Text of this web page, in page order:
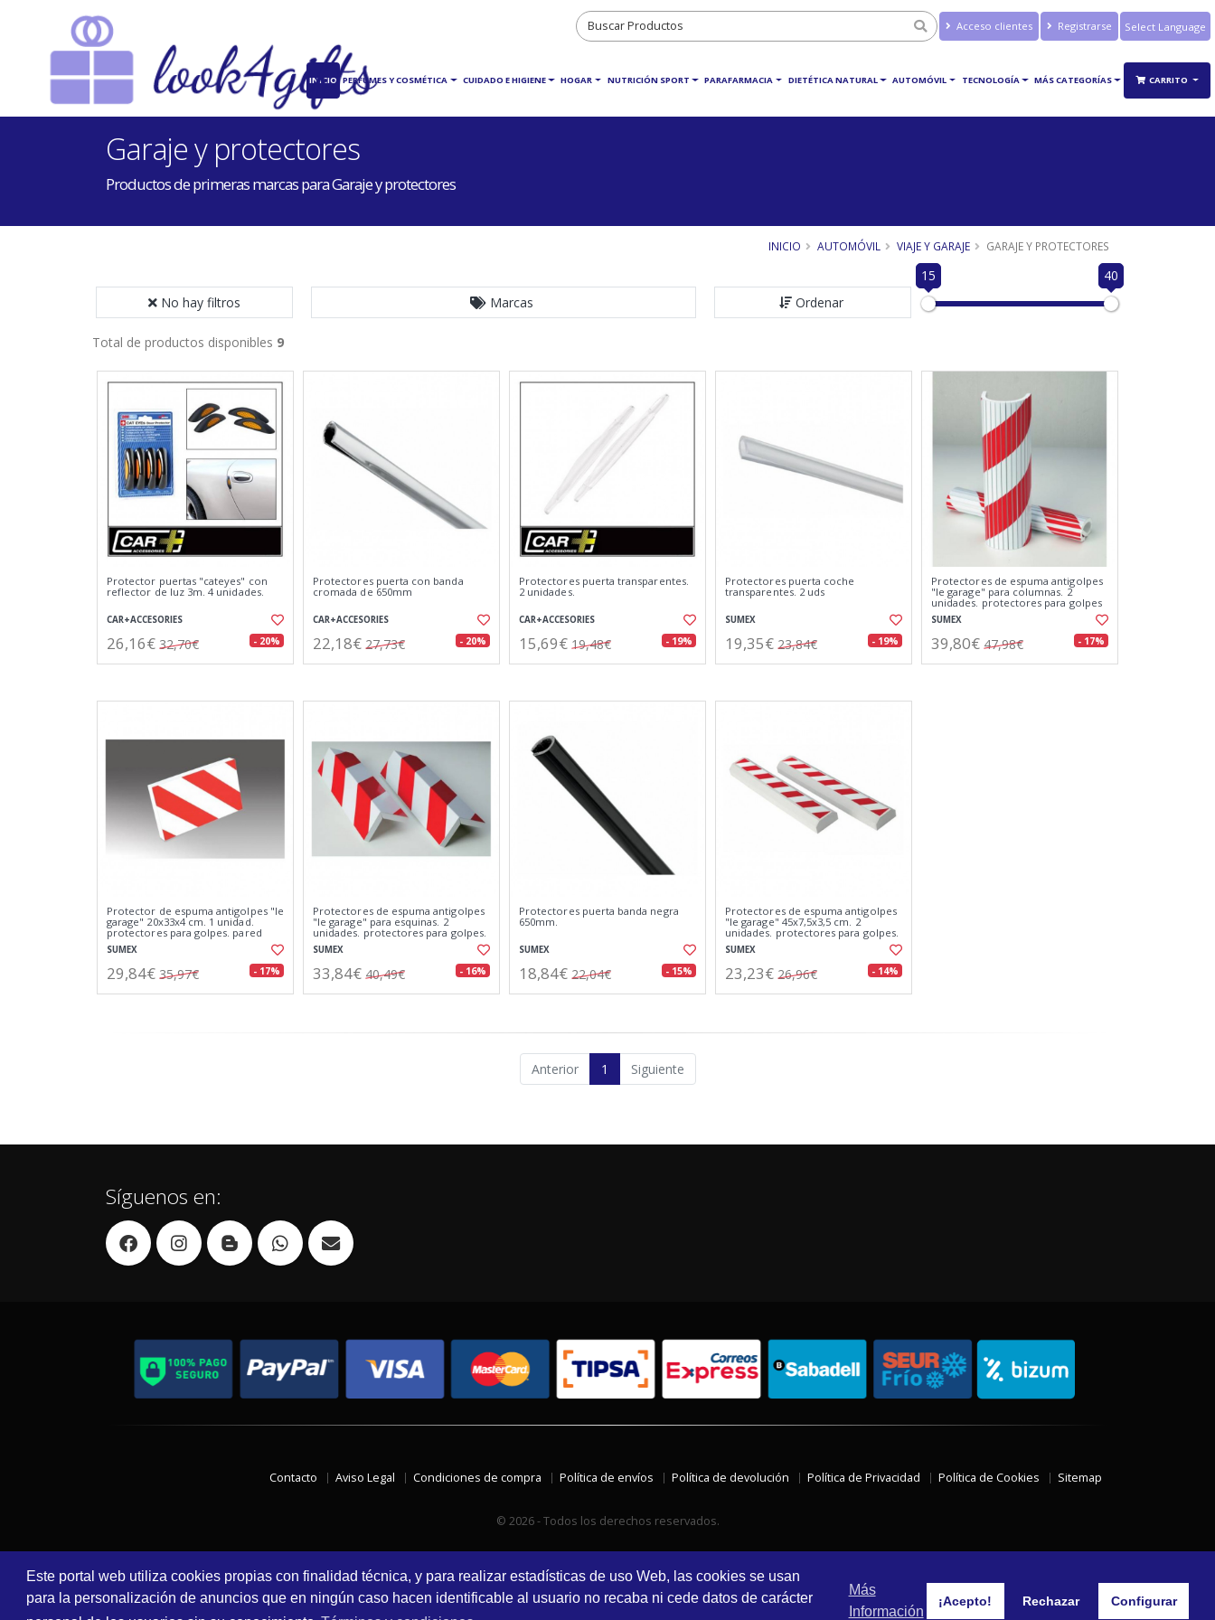
Este portal web utiliza cookies propias con finalidad técnica, y para realizar estadísticas de uso Web, las cookies se usan
para la personalización de anuncios que en ningún caso hacen identificable al usuario no recaba ni cede datos de carácter
Más
Información
¡Acepto! Rechazar Configurar
Acceso clientes Registrarse
Translate
INICIO PERFUMES Y COSMÉTICA CUIDADO E HIGIENE HOGAR NUTRICIÓN SPORT PARAFARMACIA DIETÉTICA NATURAL AUTOMÓVIL TECNOLOGÍA MÁS CATEGORÍAS CARRITO
Garaje y protectores
Productos de primeras marcas para Garaje y protectores
INICIO AUTOMÓVIL VIAJE Y GARAJE GARAJE Y PROTECTORES
No hay filtros Marcas Ordenar
15 40
Total de productos disponibles 9
Protector puertas "cateyes" con
reflector de luz 3m. 4 unidades.
CAR+ACCESORIES
26,16€ 32,70€ - 20%
Protectores puerta con banda
cromada de 650mm
CAR+ACCESORIES
22,18€ 27,73€ - 20%
Protectores puerta transparentes.
2 unidades.
CAR+ACCESORIES
15,69€ 19,48€ - 19%
Protectores puerta coche
transparentes. 2 uds
SUMEX
19,35€ 23,84€ - 19%
Protectores de espuma antigolpes
"le garage" para columnas. 2
unidades. protectores para golpes
SUMEX
39,80€ 47,98€ - 17%
Protector de espuma antigolpes "le
garage" 20x33x4 cm. 1 unidad.
protectores para golpes. pared
trasera.
SUMEX
29,84€ 35,97€ - 17%
Protectores de espuma antigolpes
"le garage" para esquinas. 2
unidades. protectores para golpes.
SUMEX
33,84€ 40,49€ - 16%
Protectores puerta banda negra
650mm.
SUMEX
18,84€ 22,04€ - 15%
Protectores de espuma antigolpes
"le garage" 45x7,5x3,5 cm. 2
unidades. protectores para golpes.
pared.
SUMEX
23,23€ 26,96€ - 14%
Anterior 1 Siguiente
Síguenos en:
Contacto Aviso Legal Condiciones de compra Política de envíos Política de devolución Política de Privacidad Política de Cookies Sitemap
© 2026 - Todos los derechos reservados.